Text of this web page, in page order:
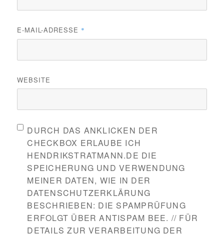
E-MAIL-ADRESSE *
WEBSITE
DURCH DAS ANKLICKEN DER
CHECKBOX ERLAUBE ICH
HENDRIKSTRATMANN.DE DIE
SPEICHERUNG UND VERWENDUNG
MEINER DATEN, WIE IN DER
DATENSCHUTZERKLÄRUNG
BESCHRIEBEN: DIE SPAMPRÜFUNG
ERFOLGT ÜBER ANTISPAM BEE. // FÜR
DETAILS ZUR VERARBEITUNG DER